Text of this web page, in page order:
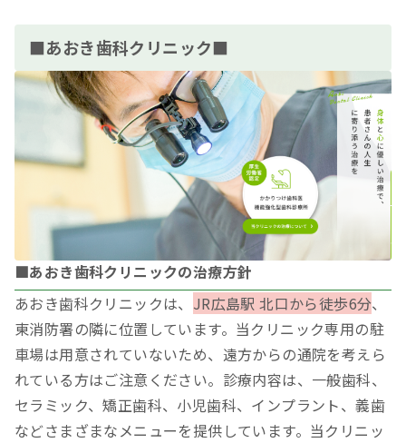
■あおき歯科クリニック■
■あおき歯科クリニックの治療方針
あおき歯科クリニックは、 JR広島駅 北口から徒歩6分、
東消防署の隣に位置しています。当クリニック専用の駐
車場は用意されていないため、遠方からの通院を考えら
れている方はご注意ください。診療内容は、一般歯科、
セラミック、矯正歯科、小児歯科、インプラント、義歯
などさまざまなメニューを提供しています。当クリニッ